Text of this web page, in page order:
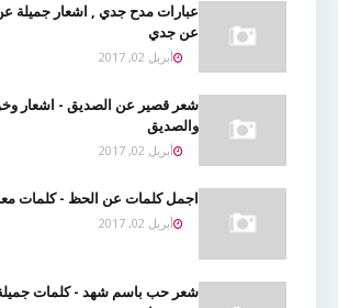
عبارات مدح جدي , اشعار جميلة
عن جدي
أبريل 02, 2017
شعر قصير عن الصديق - اشعار
والصديق
أبريل 02, 2017
اجمل كلمات عن الحظ - كلمات
أبريل 02, 2017
شعر حب باسم شهد - كلمات